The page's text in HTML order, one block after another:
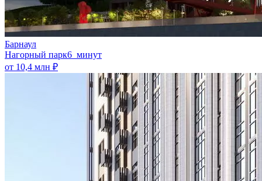
Барнаул
Нагорный парк6 минут
от 10,4 млн ₽